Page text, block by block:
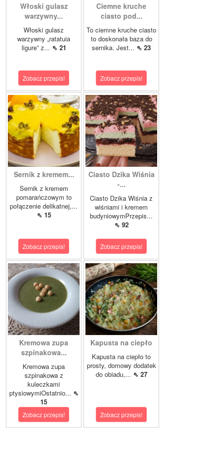
Włoski gulasz
warzywny...
Włoski gulasz
warzywny „ratatuia
ligure” z... ⇖ 21
Zobacz przepis!
Ciemne kruche
ciasto pod...
To ciemne kruche ciasto
to doskonała baza do
sernika. Jest... ⇖ 23
Zobacz przepis!
Sernik z kremem...
Sernik z kremem
pomarańczowym to
połączenie delikatnej,...
⇖ 15
Zobacz przepis!
Ciasto Dzika Wiśnia
-...
Ciasto Dzika Wiśnia z
wiśniami i kremem
budyniowymPrzepis...
⇖ 92
Zobacz przepis!
Kremowa zupa
szpinakowa...
Kremowa zupa
szpinakowa z
kuleczkami
ptysiowymiOstatnio... ⇖
15
Zobacz przepis!
Kapusta na ciepło
Kapusta na ciepło to
prosty, domowy dodatek
do obiadu,... ⇖ 27
Zobacz przepis!